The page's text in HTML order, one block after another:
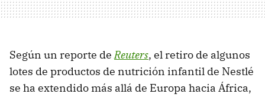
Según un reporte deReuters, el retiro de algunos
lotes de productos de nutrición infantil de Nestlé
se ha extendido más allá de Europa hacia África,